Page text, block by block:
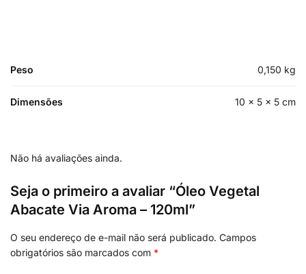
Peso 0,150 kg
Dimensões 10 × 5 × 5 cm
Não há avaliações ainda.
Seja o primeiro a avaliar “Óleo Vegetal
Abacate Via Aroma – 120ml”
O seu endereço de e-mail não será publicado. Campos
obrigatórios são marcados com *